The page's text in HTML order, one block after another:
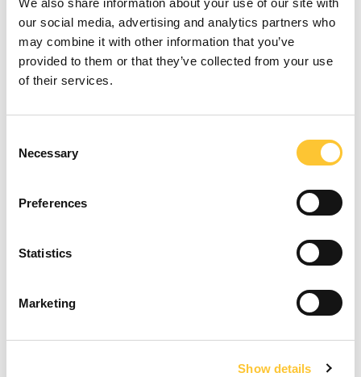
We also share information about your use of our site with
our social media, advertising and analytics partners who
may combine it with other information that you’ve
provided to them or that they’ve collected from your use
of their services.
Selection
Necessary
Preferences
Statistics
Marketing
Show details
AMARANTO 9